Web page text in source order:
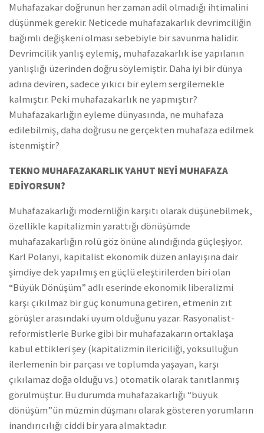
Muhafazakar doğrunun her zaman adil olmadığı ihtimalini
düşünmek gerekir. Neticede muhafazakarlık devrimciliğin
bağımlı değişkeni olması sebebiyle bir savunma halidir.
Devrimcilik yanlış eylemiş, muhafazakarlık ise yapılanın
yanlışlığı üzerinden doğru söylemiştir. Daha iyi bir dünya
adına deviren, sadece yıkıcı bir eylem sergilemekle
kalmıştır. Peki muhafazakarlık ne yapmıştır?
Muhafazakarlığın eyleme dünyasında, ne muhafaza
edilebilmiş, daha doğrusu ne gerçekten muhafaza edilmek
istenmiştir?
TEKNO MUHAFAZAKARLIK YAHUT NEYİ MUHAFAZA
EDİYORSUN?
Muhafazakarlığı modernliğin karşıtı olarak düşünebilmek,
özellikle kapitalizmin yarattığı dönüşümde
muhafazakarlığın rolü göz önüne alındığında güçleşiyor.
Karl Polanyi, kapitalist ekonomik düzen anlayışına dair
şimdiye dek yapılmış en güçlü eleştirilerden biri olan
“Büyük Dönüşüm” adlı eserinde ekonomik liberalizmi
karşı çıkılmaz bir güç konumuna getiren, etmenin zıt
görüşler arasındaki uyum olduğunu yazar. Rasyonalist-
reformistlerle Burke gibi bir muhafazakarın ortaklaşa
kabul ettikleri şey (kapitalizmin ilericiliği, yoksulluğun
ilerlemenin bir parçası ve toplumda yaşayan, karşı
çıkılamaz doğa olduğu vs.) otomatik olarak tanıtlanmış
görülmüştür. Bu durumda muhafazakarlığı “büyük
dönüşüm”ün müzmin düşmanı olarak gösteren yorumların
inandırıcılığı ciddi bir yara almaktadır.